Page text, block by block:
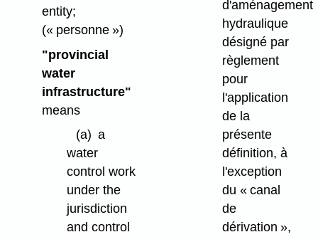
entity;
(« personne »)
"provincial
water
infrastructure"
means
(a) a
water
control work
under the
jurisdiction
and control
d'aménagement
hydraulique
désigné par
règlement
pour
l'application
de la
présente
définition, à
l'exception
du « canal
de
dérivation »,